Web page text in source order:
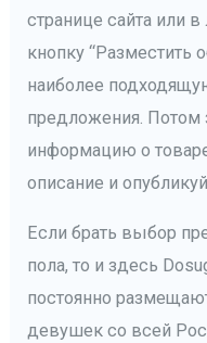
странице сайта или
кнопку “Разместить
наиболее
предложения. Потом
информацию о
описание и
Если брать выбор
пола, то и здесь
постоянно
девушек со всей